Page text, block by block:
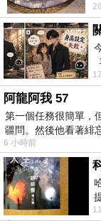
The Valley of
上一篇： 彥五郎
下一篇：彥五郎事
阿龍阿我 57
第一個任務很簡單，
疆問。然後他看著緋
6 小時前